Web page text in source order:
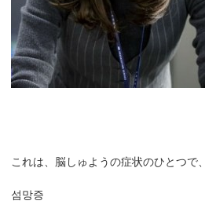
これは、脳しゅようの症状のひとつで、
섬망증